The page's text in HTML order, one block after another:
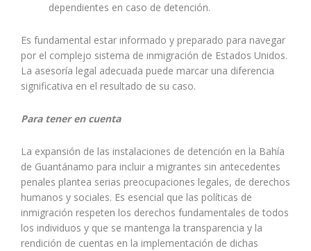
dependientes en caso de detención.
Es fundamental estar informado y preparado para navegar
por el complejo sistema de inmigración de Estados Unidos.
La asesoría legal adecuada puede marcar una diferencia
significativa en el resultado de su caso.
Para tener en cuenta
La expansión de las instalaciones de detención en la Bahía
de Guantánamo para incluir a migrantes sin antecedentes
penales plantea serias preocupaciones legales, de derechos
humanos y sociales. Es esencial que las políticas de
inmigración respeten los derechos fundamentales de todos
los individuos y que se mantenga la transparencia y la
rendición de cuentas en la implementación de dichas